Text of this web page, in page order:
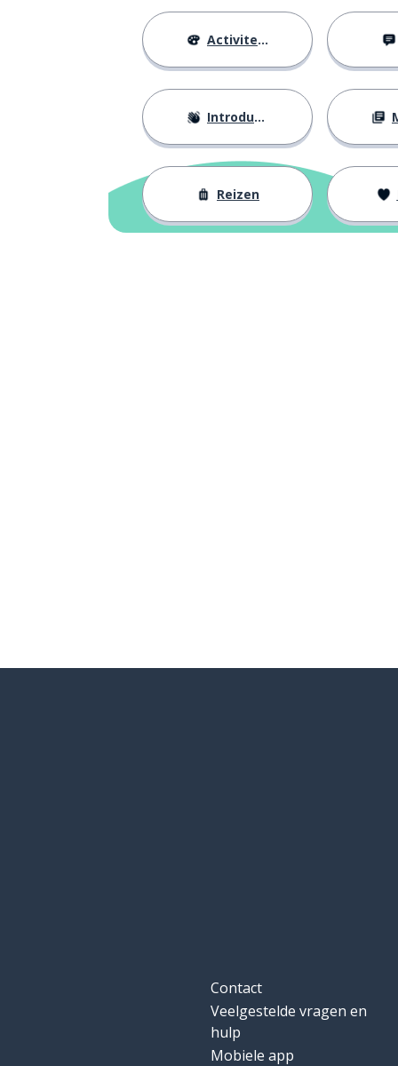
Activiteiten
Introducties
Reizen
Contact
Veelgestelde vragen en
hulp
Mobiele app